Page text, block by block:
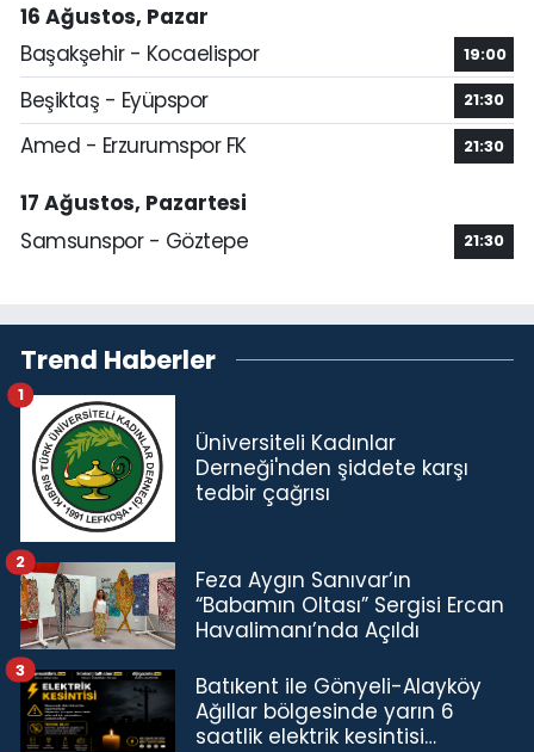
16 Ağustos, Pazar
Başakşehir - Kocaelispor
19:00
Beşiktaş - Eyüpspor 21:30
Amed - Erzurumspor FK 21:30
17 Ağustos, Pazartesi
Samsunspor - Göztepe
21:30
Trend Haberler
Üniversiteli Kadınlar
Derneği'nden şiddete karşı
tedbir çağrısı
1
Feza Aygın Sanıvar’ın
“Babamın Oltası” Sergisi Ercan
Havalimanı’nda Açıldı
2
Batıkent ile Gönyeli-Alayköy
Ağıllar bölgesinde yarın 6
saatlik elektrik kesintisi…
3